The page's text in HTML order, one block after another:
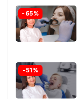
-65%
-51%